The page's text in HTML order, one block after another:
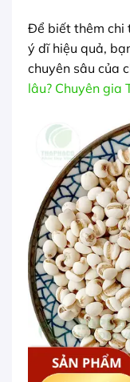
Để biết thêm chi
ý dĩ hiệu quả,
chuyên sâu của
lâu? Chuyên gia